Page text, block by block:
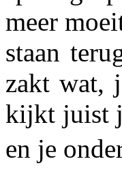
meer
staan
zakt wat,
kijkt juist
en je